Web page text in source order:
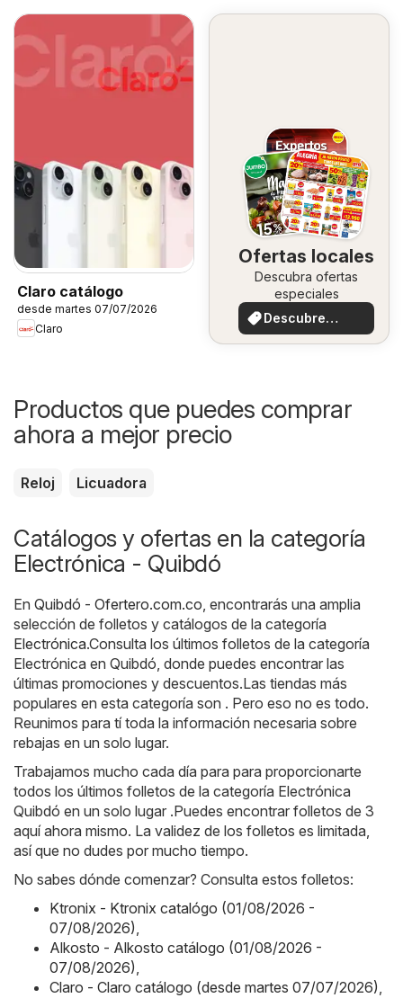
Claro catálogo
desde martes 07/07/2026
Claro
Ofertas locales
Descubra ofertas
especiales
Descubre
ofertas
Productos que puedes comprar
ahora a mejor precio
Reloj Licuadora
Catálogos y ofertas en la categoría
Electrónica - Quibdó
En Quibdó - Ofertero.com.co, encontrarás una amplia
selección de folletos y catálogos de la categoría
Electrónica.Consulta los últimos folletos de la categoría
Electrónica en Quibdó, donde puedes encontrar las
últimas promociones y descuentos.Las tiendas más
populares en esta categoría son . Pero eso no es todo.
Reunimos para tí toda la información necesaria sobre
rebajas en un solo lugar.
Trabajamos mucho cada día para para proporcionarte
todos los últimos folletos de la categoría Electrónica
Quibdó en un solo lugar .Puedes encontrar folletos de 3
aquí ahora mismo. La validez de los folletos es limitada,
así que no dudes por mucho tiempo.
No sabes dónde comenzar? Consulta estos folletos:
Ktronix - Ktronix catalógo (01/08/2026 -
07/08/2026),
Alkosto - Alkosto catálogo (01/08/2026 -
07/08/2026),
Claro - Claro catálogo (desde martes 07/07/2026),